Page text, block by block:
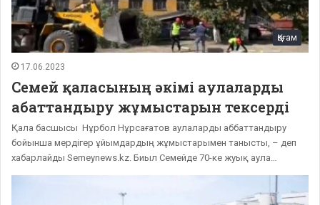
Қоғам
17.06.2023
Семей қаласының әкімі аулаларды
абаттандыру жұмыстарын тексерді
Қала басшысы Нұрбол Нұрсағатов аулаларды аббаттандыру
бойынша мердігер ұйымдардың жұмыстарымен танысты, – деп
хабарлайды Semeynews.kz. Биыл Семейде 70-ке жуық аула…